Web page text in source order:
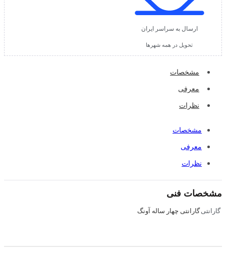
ارسال به سراسر ایران
تحویل در همه شهرها
مشخصات
معرفی
نظرات
مشخصات
معرفی
نظرات
مشخصات فنی
گارانتی گارانتی چهار ساله آونگ